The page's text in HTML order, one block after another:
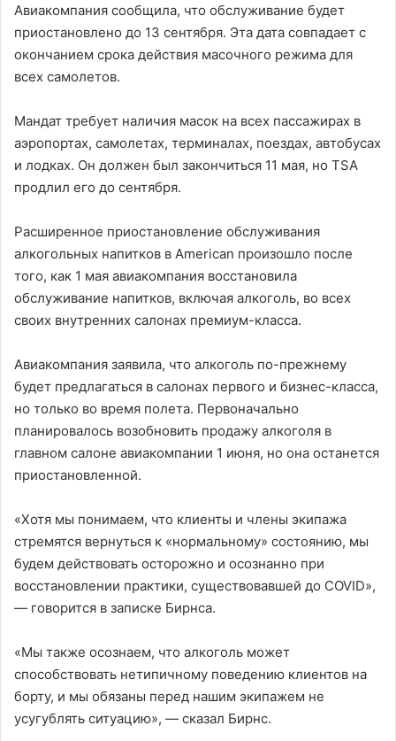
Авиакомпания сообщила, что обслуживание будет
приостановлено до 13 сентября. Эта дата совпадает с
окончанием срока действия масочного режима для
всех самолетов.
Мандат требует наличия масок на всех пассажирах в
аэропортах, самолетах, терминалах, поездах, автобусах
и лодках. Он должен был закончиться 11 мая, но TSA
продлил его до сентября.
Расширенное приостановление обслуживания
алкогольных напитков в American произошло после
того, как 1 мая авиакомпания восстановила
обслуживание напитков, включая алкоголь, во всех
своих внутренних салонах премиум-класса.
Авиакомпания заявила, что алкоголь по-прежнему
будет предлагаться в салонах первого и бизнес-класса,
но только во время полета. Первоначально
планировалось возобновить продажу алкоголя в
главном салоне авиакомпании 1 июня, но она останется
приостановленной.
«Хотя мы понимаем, что клиенты и члены экипажа
стремятся вернуться к «нормальному» состоянию, мы
будем действовать осторожно и осознанно при
восстановлении практики, существовавшей до COVID»,
— говорится в записке Бирнса.
«Мы также осознаем, что алкоголь может
способствовать нетипичному поведению клиентов на
борту, и мы обязаны перед нашим экипажем не
усугублять ситуацию», — сказал Бирнс.